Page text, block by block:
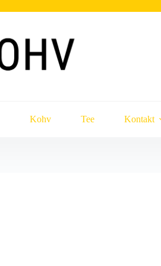
Kohv Tee Kontakt